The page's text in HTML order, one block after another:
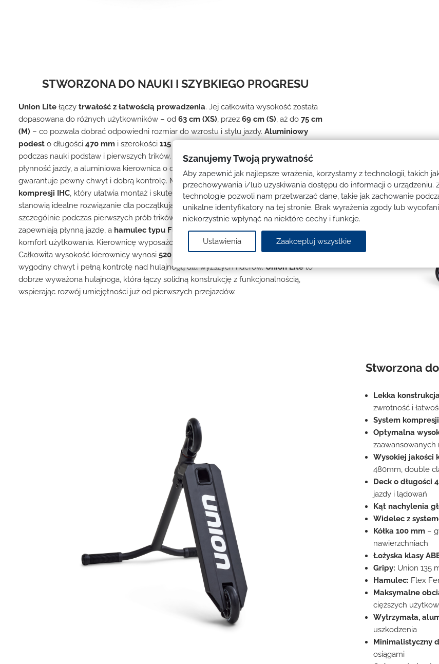
STWORZONA DO NAUKI I SZYBKIEGO PROGRESU
Union Lite łączytrwałość z łatwością prowadzenia. Jej całkowita wysokość została
dopasowana do różnych użytkowników – od63 cm (XS), przez69 cm (S), aż do75 cm
(M) – co pozwala dobrać odpowiedni rozmiar do wzrostu i stylu jazdy.Aluminiowy
podest o długości470 mm i szerokości115 mm
podczas nauki podstaw i pierwszych trików.
Zintegrowany system sterówwpływa na
płynność jazdy, a aluminiowa kierownica o odpowiednio dobranych wymiarach
gwarantuje pewny chwyt i dobrą kontrolę. Model wyposażono wwidelec z systemem
kompresji IHC, który ułatwia montaż i skutecznie tłumi drgania. Koła o średnicy100 mm
stanowią idealne rozwiązanie dla początkujących – oferują dobrą zwrotność i kontrolę,
szczególnie podczas pierwszych prób trików.
Aluminiowy rdzeń kół oraz łożyska
zapewniają płynną jazdę, a hamulec typu Flex Fenderzwiększa bezpieczeństwo i
komfort użytkowania. Kierownicę wyposażono w podwójny zacisk (double clamp).
Całkowita wysokość kierownicy wynosi520 mm, a szerokość480 mm, co zapewnia
wygodny chwyt i pełną kontrolę nad hulajnogą dla wyższych riderów.Union Liteto
dobrze wyważona hulajnoga, która łączy solidną konstrukcję z funkcjonalnością,
wspierając rozwój umiejętności już od pierwszych przejazdów.
Stworzona
Lekka
zwrotność i
System
Optymalna
zaawansowanych
Wysokiej jakości
480mm, double
Deck o długości
jazdy i lądowań
Kąt nachylenia
Widelec z
Kółka 100 mm –
nawierzchniach
Łożyska klasy
Gripy: Union 135
Hamulec: Flex
Maksymalne
cięższych
Wytrzymała,
uszkodzenia
Minimalistyczny
osiągami
Szanujemy Twoją prywatność
Aby zapewnić jak najlepsze wrażenia, korzystamy z technologii, takich
przechowywania i/lub uzyskiwania dostępu do informacji o urządzeniu.
technologie pozwoli nam przetwarzać dane, takie jak zachowanie
unikalne identyfikatory na tej stronie. Brak wyrażenia zgody lub
niekorzystnie wpłynąć na niektóre cechy i funkcje.
Ustawienia Zaakceptuj wszystkie